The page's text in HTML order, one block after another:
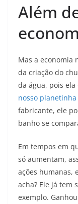
Além
Mas a economia
da criação do
da água, pois ela
nosso planetinha
fabricante, ele
banho se
Em tempos em
só aumentam,
ações humanas,
acha? Ele já tem
exemplo.